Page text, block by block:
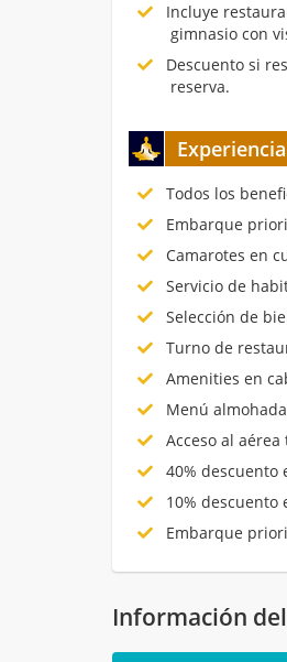
Incluye
gimnasio con
Descuento si
reserva.
Todos los
Embarque
Camarotes en
Servicio de
Selección de
Turno de
Amenities en
Menú
Acceso al
40% descuento
10% descuento
Embarque
Información